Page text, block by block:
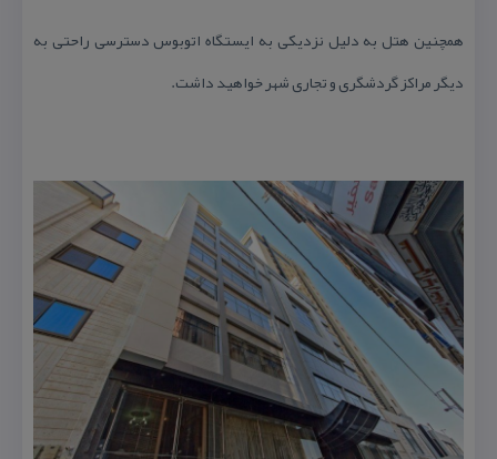
همچنین هتل به دلیل نزدیكی به ایستگاه اتوبوس دسترسی راحتی به
دیگر مراكز گردشگری و تجاری شهر خواهید داشت.